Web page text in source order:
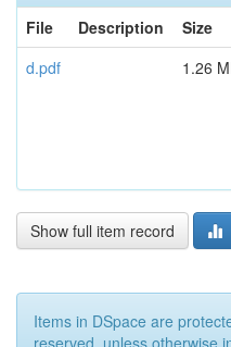
File
Description Size
d.pdf
1.26
Show full item record
Items in DSpace are
reserved, unless otherwise